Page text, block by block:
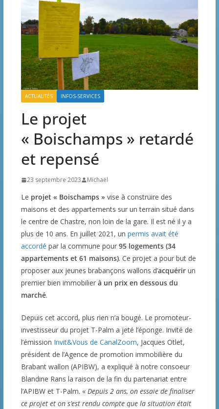
ACTUALITÉS INFOS-SERVICES
Le projet
« Boischamps » retardé
et repensé
23 septembre 2023 Michaël
Le projet « Boischamps » vise à construire des
maisons et des appartements sur un terrain situé dans
le centre de Chastre, non loin de la gare. Il est né il y a
plus de 10 ans. En juillet 2021, un permis avait été
accordé par la commune pour 95 logements (34
appartements et 61 maisons). Ce projet a pour but de
proposer aux jeunes brabançons wallons d’acquérirun
premier bien immobilier à un prix en dessous du
marché.
Depuis cet accord, plus rien n’a bougé. Le promoteur-
investisseur du projet T-Palm a jeté l’éponge. Invité de
l’émission Invit&Vous de CanalZoom, Jacques Otlet,
président de l’Agence de promotion immobilière du
Brabant wallon (APIBW), a expliqué à notre consoeur
Blandine Rans la raison de la fin du partenariat entre
l’APIBW et T-Palm. « Depuis 2 ans, on essaie de finaliser
ce projet et on s’est rendu compte que la situation était